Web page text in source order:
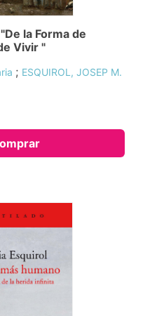
la Forma de
Vivir "
; ESQUIROL, JOSEP M.